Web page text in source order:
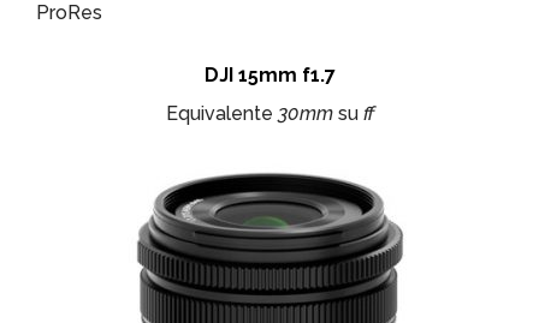
ProRes
DJI 15mm f1.7
Equivalente 30mm suff